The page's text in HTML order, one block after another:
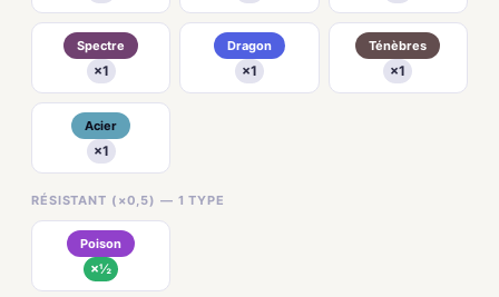
Spectre
×1
Dragon
×1
Ténèbres
×1
Acier
×1
RÉSISTANT (×0,5) — 1 TYPE
Poison
×½